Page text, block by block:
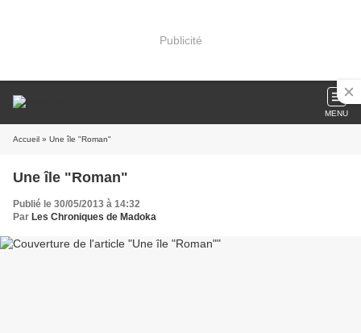
Publicité
MENU
Accueil » Une île "Roman"
Une île "Roman"
Publié le 30/05/2013 à 14:32
Par Les Chroniques de Madoka